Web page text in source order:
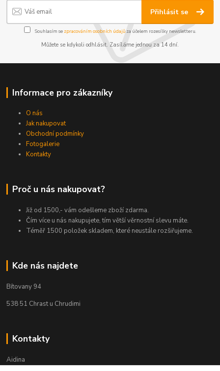
Přihlásit se
Souhlasím se zpracováním osobních údajůza účelem rozesílky newsletteru.
Můžete se kdykoli odhlásit. Zasíláme jednou za 14 dní.
Informace pro zákazníky
O nás
Jak nakupovat
Obchodní podmínky
Fotogalerie
Kontakty
Proč u nás nakupovat?
Již od 1500,- vám odešleme zboží zdarma.
Čím více u nás nakupujete, tím větší věrnostní slevu máte.
Téměř 1500 položek skladem, které neustále rozšiřujeme.
Kde nás najdete
Bítovany 94
538 51 Chrast u Chrudimi
Kontakty
Aidina